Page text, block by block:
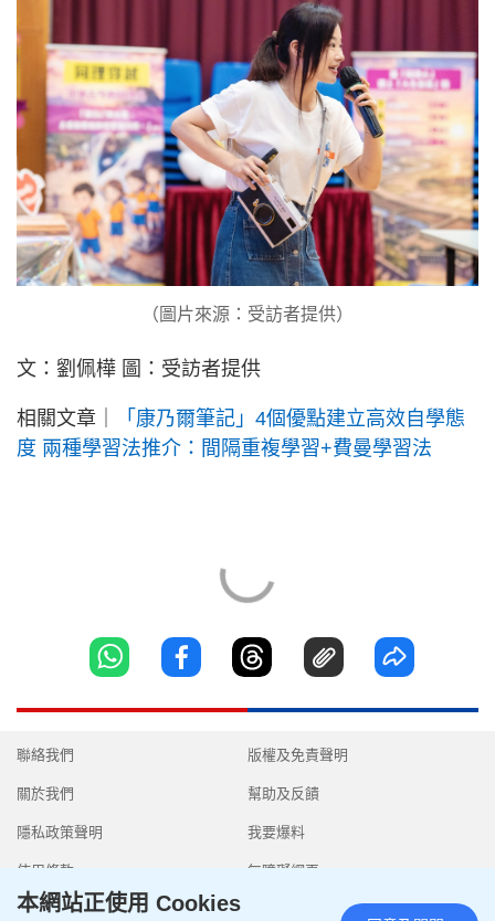
（圖片來源：受訪者提供）
文：劉佩樺 圖：受訪者提供
相關文章｜
「康乃爾筆記」4個優點建立高效自學態
度 兩種學習法推介：間隔重複學習+費曼學習法
聯絡我們
關於我們
隱私政策聲明
使用條款
版權及免責聲明
幫助及反饋
我要爆料
無障礙網頁
本網站正使用 Cookies